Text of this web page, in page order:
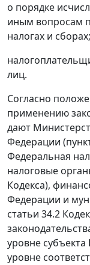
о порядке
иным вопросам
налогах и сборах;
лиц.
Согласно
применению
дают
Федерации (
Федеральная
налоговые
Кодекса),
Федерации и
статьи 34.2
уровне
уровне